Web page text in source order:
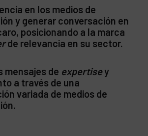
en los medios de
y generar conversación en
posicionando a la marca
de relevancia en su sector.
mensajes de expertisey
a través de una
variada de medios de